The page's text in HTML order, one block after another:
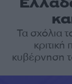
Τα σχόλια
κυβέρνηση